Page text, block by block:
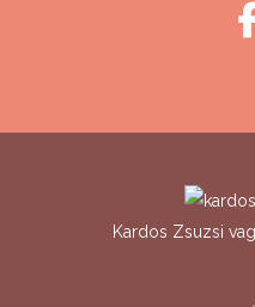
Kardos Zsuzsi